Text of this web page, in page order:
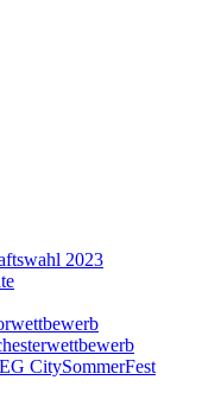
2023
CitySommerFest